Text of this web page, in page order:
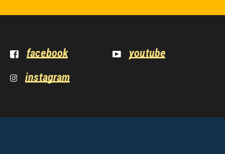
facebook
youtube
instagram